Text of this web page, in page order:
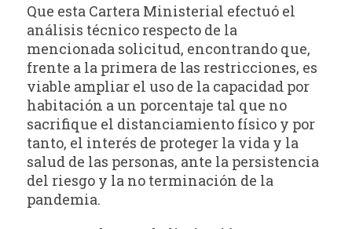
Que esta Cartera Ministerial efectuó el
análisis técnico respecto de la
mencionada solicitud, encontrando que,
frente a la primera de las restricciones, es
viable ampliar el uso de la capacidad por
habitación a un porcentaje tal que no
sacrifique el distanciamiento físico y por
tanto, el interés de proteger la vida y la
salud de las personas, ante la persistencia
del riesgo y la no terminación de la
pandemia.